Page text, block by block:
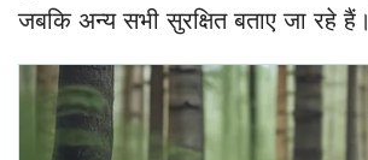
जबकि अन्य सभी सुरक्षित बताए जा रहे हैं।